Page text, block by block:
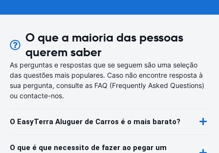
O que a maioria das pessoas
querem saber
As perguntas e respostas que se seguem são uma seleção
das questões mais populares. Caso não encontre resposta à
sua pergunta, consulte as FAQ (Frequently Asked Questions)
ou contacte-nos.
O EasyTerra Aluguer de Carros é o mais barato?
O que é que necessito de fazer ao pegar um